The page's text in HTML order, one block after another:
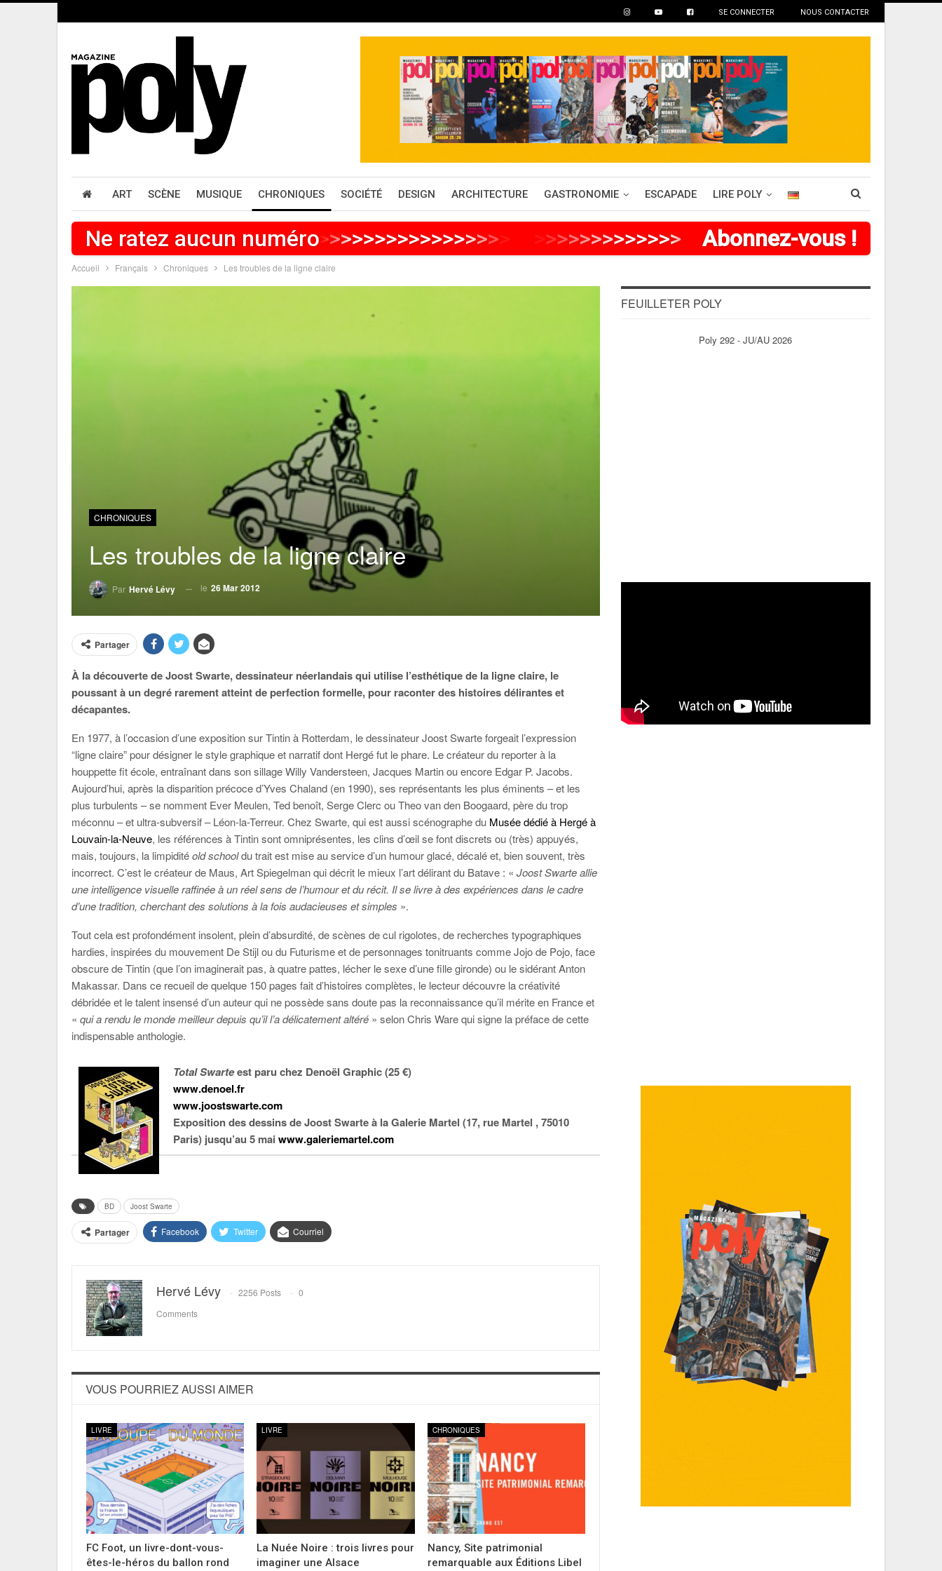
SE CONNECTER NOUS CONTACTER
ART SCÈNE MUSIQUE CHRONIQUES SOCIÉTÉ DESIGN ARCHITECTURE GASTRONOMIE ESCAPADE LIRE POLY
Ne ratez aucun numéro>>>>>>>>>>>>>>>> >>>>> >>>>>> Abonnez-vous !
Accueil Français Chroniques Les troubles de la ligne claire
CHRONIQUES
Les troubles de la ligne claire
Par Hervé Lévy le 26 Mar 2012
Partager
À la découverte de Joost Swarte, dessinateur néerlandais qui utilise l’esthétique de la ligne claire, le
poussant à un degré rarement atteint de perfection formelle, pour raconter des histoires délirantes et
décapantes.
En 1977, à l’occasion d’une exposition sur Tintin à Rotterdam, le dessinateur Joost Swarte forgeait l’expression
“ligne claire” pour désigner le style graphique et narratif dont Hergé fut le phare. Le créateur du reporter à la
houppette fit école, entraînant dans son sillage Willy Vandersteen, Jacques Martin ou encore Edgar P. Jacobs.
Aujourd’hui, après la disparition précoce d’Yves Chaland (en 1990), ses représentants les plus éminents – et les
plus turbulents – se nomment Ever Meulen, Ted benoît, Serge Clerc ou Theo van den Boogaard, père du trop
méconnu – et ultra-subversif – Léon-la-Terreur. Chez Swarte, qui est aussi scénographe du Musée dédié à Hergé à
Louvain-la-Neuve, les références à Tintin sont omniprésentes, les clins d’œil se font discrets ou (très) appuyés,
mais, toujours, la limpiditéold schooldu trait est mise au service d’un humour glacé, décalé et, bien souvent, très
incorrect. C’est le créateur de Maus, Art Spiegelman qui décrit le mieux l’art délirant du Batave : « Joost Swarte allie
une intelligence visuelle raffinée à un réel sens de l’humour et du récit. Il se livre à des expériences dans le cadre
d’une tradition, cherchant des solutions à la fois audacieuses et simples ».
Tout cela est profondément insolent, plein d’absurdité, de scènes de cul rigolotes, de recherches typographiques
hardies, inspirées du mouvement De Stijl ou du Futurisme et de personnages tonitruants comme Jojo de Pojo, face
obscure de Tintin (que l’on imaginerait pas, à quatre pattes, lécher le sexe d’une fille gironde) ou le sidérant Anton
Makassar. Dans ce recueil de quelque 150 pages fait d’histoires complètes, le lecteur découvre la créativité
débridée et le talent insensé d’un auteur qui ne possède sans doute pas la reconnaissance qu’il mérite en France et
« qui a rendu le monde meilleur depuis qu’il l’a délicatement altéré » selon Chris Ware qui signe la préface de cette
indispensable anthologie.
Total Swarteest paru chez Denoël Graphic (25 €)
www.denoel.fr
www.joostswarte.com
Exposition des dessins deJoost Swarte à laGalerie Martel (17, rue Martel , 75010
Paris) jusqu’au 5 mai www.galeriemartel.com
BD Joost Swarte
Partager Facebook Twitter Courriel
Hervé Lévy 2256 Posts
0
Comments
VOUS POURRIEZ AUSSI AIMER
LIVRE
FC Foot, un livre-dont-vous-
êtes-le-héros du ballon rond
LIVRE
La Nuée Noire : trois livres pour
imaginer une Alsace
CHRONIQUES
Nancy, Site patrimonial
remarquable aux Éditions Libel
FEUILLETER POLY
Poly 292 - JU/AU 2026